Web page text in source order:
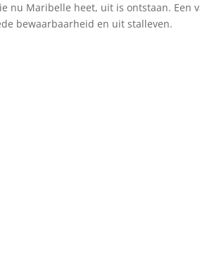
nu Maribelle heet, uit is ontstaan. Een
bewaarbaarheid en uit stalleven.